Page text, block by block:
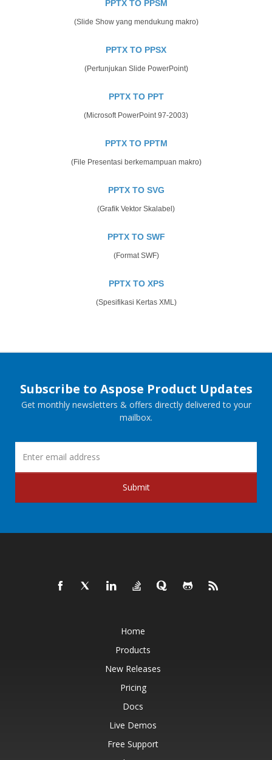
PPTX TO PPSM
(Slide Show yang mendukung makro)
PPTX TO PPSX
(Pertunjukan Slide PowerPoint)
PPTX TO PPT
(Microsoft PowerPoint 97-2003)
PPTX TO PPTM
(File Presentasi berkemampuan makro)
PPTX TO SVG
(Grafik Vektor Skalabel)
PPTX TO SWF
(Format SWF)
PPTX TO XPS
(Spesifikasi Kertas XML)
Subscribe to Aspose Product Updates
Get monthly newsletters & offers directly delivered to your
mailbox.
Submit
Home
Products
New Releases
Pricing
Docs
Live Demos
Free Support